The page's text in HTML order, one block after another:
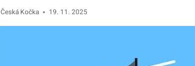
Česká Kočka 19. 11. 2025